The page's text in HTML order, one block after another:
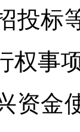
投标
权事
资金